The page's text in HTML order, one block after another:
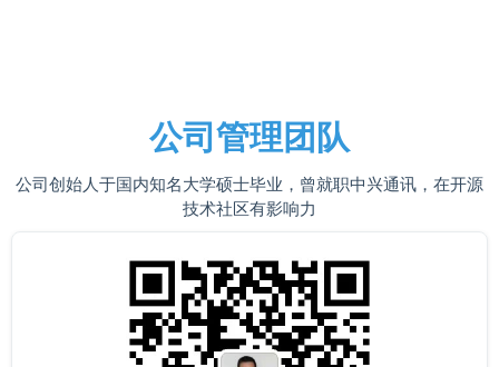
公司管理团队
公司创始人于国内知名大学硕士毕业，曾就职中兴通讯，在开源
技术社区有影响力